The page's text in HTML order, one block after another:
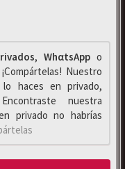
, WhαtsAppo
Nuestro
haces en privado,
nuestra
privado no habrías